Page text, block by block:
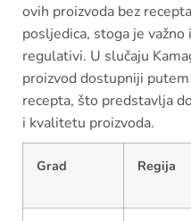
ovih proizvoda bez
posljedica, stoga je
regulativi. U slučaju
proizvod dostupniji
recepta, što predstavlja
i kvalitetu proizvoda.
Grad Regija